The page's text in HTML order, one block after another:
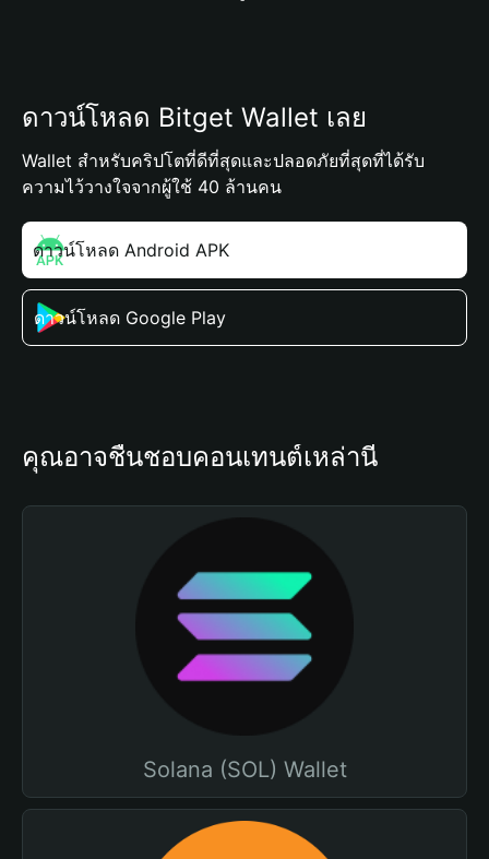
ดาวน์โหลด Bitget Wallet เลย
Wallet สำหรับคริปโตที่ดีที่สุดและปลอดภัยที่สุดที่ได้รับ
ความไว้วางใจจากผู้ใช้ 40 ล้านคน
ดาวน์โหลด Android APK
ดาวน์โหลด Google Play
คุณอาจชื่นชอบคอนเทนต์เหล่านี้
Solana (SOL) Wallet